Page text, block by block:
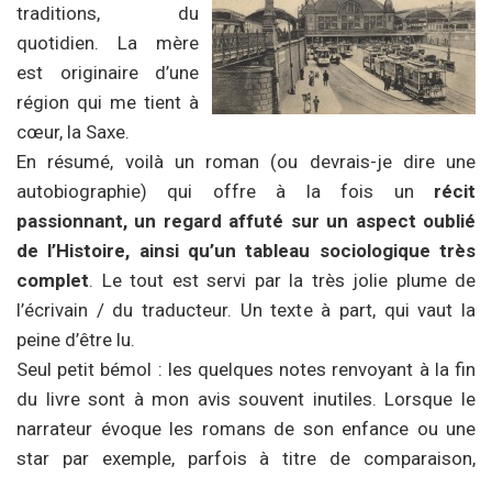
traditions, du
quotidien. La mère
est originaire d’une
région qui me tient à
cœur, la Saxe.
En résumé, voilà un roman (ou devrais-je dire une
autobiographie) qui offre à la fois un récit
passionnant, un regard affuté sur un aspect oublié
de l’Histoire, ainsi qu’un tableau sociologique très
complet. Le tout est servi par la très jolie plume de
l’écrivain / du traducteur. Un texte à part, qui vaut la
peine d’être lu.
Seul petit bémol : les quelques notes renvoyant à la fin
du livre sont à mon avis souvent inutiles. Lorsque le
narrateur évoque les romans de son enfance ou une
star par exemple, parfois à titre de comparaison,